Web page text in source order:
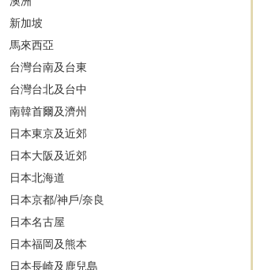
新加坡
馬來西亞
台灣台南及台東
台灣台北及台中
南韓首爾及濟州
日本東京及近郊
日本大阪及近郊
日本北海道
日本京都/神戶/奈良
日本名古屋
日本福岡及熊本
日本長崎及鹿兒島